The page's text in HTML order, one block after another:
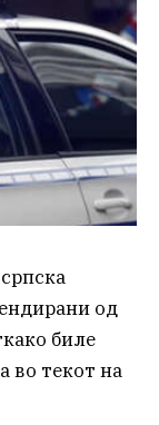
од
биле
во текот на